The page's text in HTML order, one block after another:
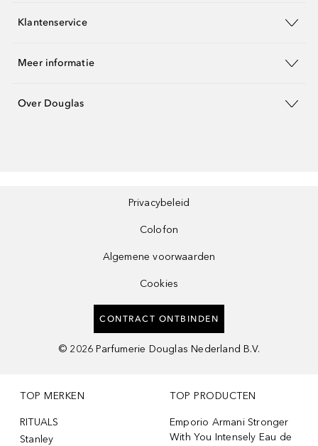
Klantenservice
Meer informatie
Over Douglas
Privacybeleid
Colofon
Algemene voorwaarden
Cookies
CONTRACT ONTBINDEN
© 2026 Parfumerie Douglas Nederland B.V.
TOP MERKEN
RITUALS
Stanley
TOP PRODUCTEN
Emporio Armani Stronger
With You Intensely Eau de